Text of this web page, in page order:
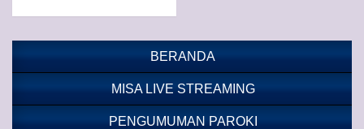
BERANDA
MISA LIVE STREAMING
PENGUMUMAN PAROKI